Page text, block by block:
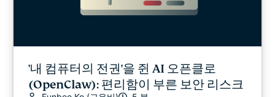
'내 컴퓨터의 전권'을 쥔 AI 오픈클로
(OpenClaw): 편리함이 부른 보안 리스크